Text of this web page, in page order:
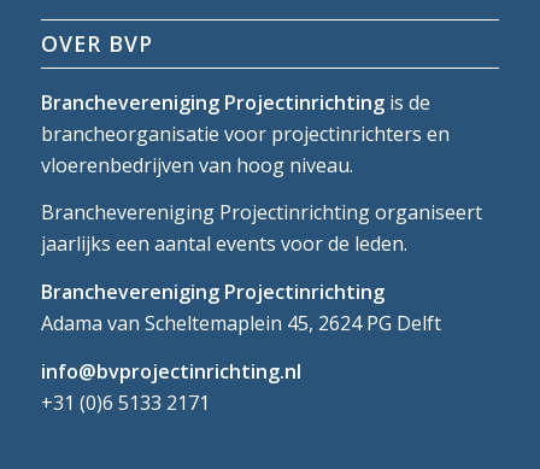
OVER BVP
Branchevereniging Projectinrichtingis de
brancheorganisatie voor projectinrichters en
vloerenbedrijven van hoog niveau.
Branchevereniging Projectinrichting organiseert
jaarlijks een aantal events voor de leden.
Branchevereniging Projectinrichting
Adama van Scheltemaplein 45, 2624 PG Delft
info@bvprojectinrichting.nl
+31 (0)6 5133 2171